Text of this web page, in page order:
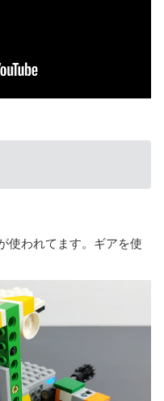
使われてます。ギアを使